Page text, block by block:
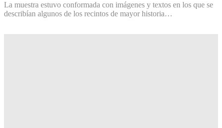
La muestra estuvo conformada con imágenes y textos en los que se
describían algunos de los recintos de mayor historia…